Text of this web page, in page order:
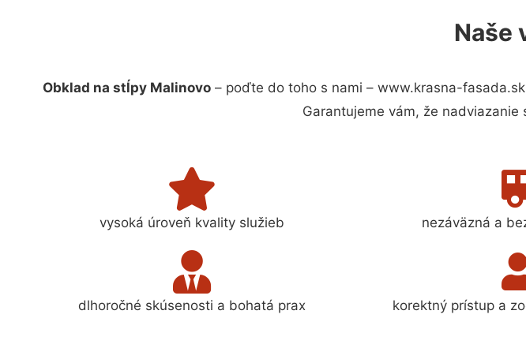
Naše
Obklad na stĺpy Malinovo – poďte do toho s nami – www.krasna-
Garantujeme vám, že
vysoká úroveň kvality služieb nezáväzná a
dlhoročné skúsenosti a bohatá prax korektný prístup a